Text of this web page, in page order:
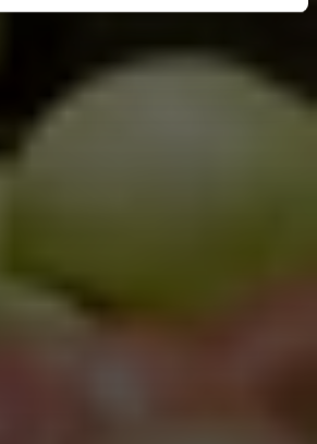
linksonder op de